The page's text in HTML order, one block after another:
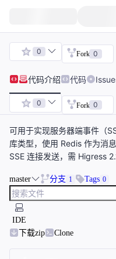
0 Fork 0
代码介绍 代码
0 Fork 0
可用于实现服务器端事件（
库类型，使用 Redis 作为消
SSE 连接发送，需 Higress
master 分支 1 Tags 0
IDE
下载zip
Clone